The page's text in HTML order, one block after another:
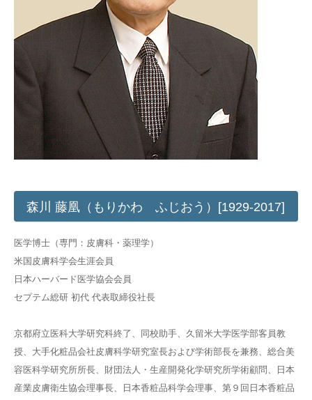
森川 藤凰（もりかわ ふじおう）[1929-2017]
医学博士（専門：皮膚科・薬理学）
米国皮膚科学会生涯会員
日本ハーバード医学協会会員
セプテム総研 初代 代表取締役社長
京都府立医科大学研究科終了、同校助手、久留米大学医学部客員教
授、大手化粧品会社皮膚科学研究室長および学術部長を兼務、総合美
容医科学研究所所長、財団法人・生産開発化学研究所学術顧問、日本
産業皮膚衛生協会理事長、日本香粧品科学会理事、第９回日本香粧品